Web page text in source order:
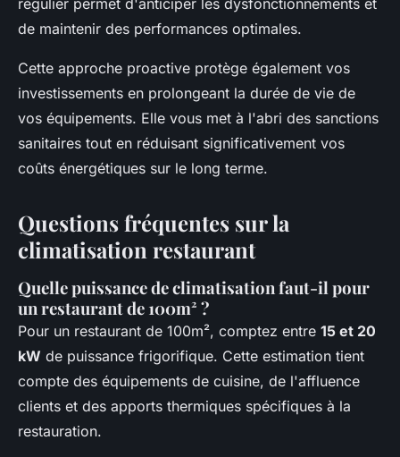
régulier permet d'anticiper les dysfonctionnements et
de maintenir des performances optimales.
Cette approche proactive protège également vos
investissements en prolongeant la durée de vie de
vos équipements. Elle vous met à l'abri des sanctions
sanitaires tout en réduisant significativement vos
coûts énergétiques sur le long terme.
Questions fréquentes sur la
climatisation restaurant
Quelle puissance de climatisation faut-il pour
un restaurant de 100m² ?
Pour un restaurant de 100m², comptez entre 15 et 20
kW de puissance frigorifique. Cette estimation tient
compte des équipements de cuisine, de l'affluence
clients et des apports thermiques spécifiques à la
restauration.